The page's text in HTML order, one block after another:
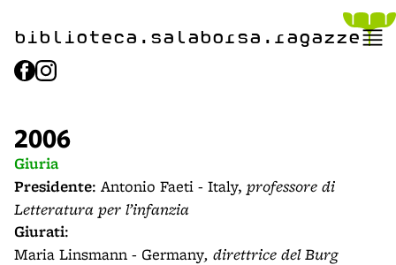
biblioteca.​salaborsa.ragazze
2006
Giuria
Presidente: Antonio Faeti - Italy, professore di
Letteratura per l’infanzia
Giurati:
Maria Linsmann - Germany, direttrice del Burg